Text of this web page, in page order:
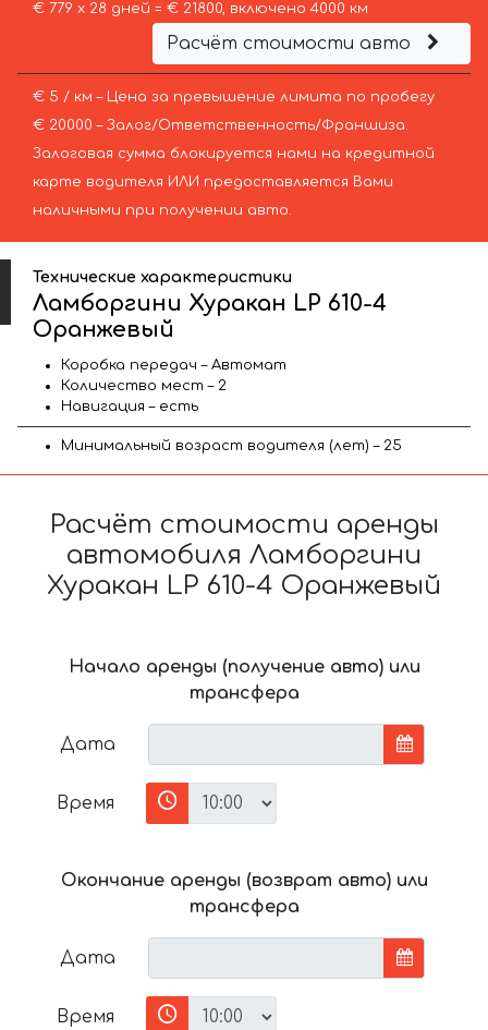
€ 779 х 28 дней = € 21800, включено 4000 км
Расчёт стоимости авто
€ 5 / км – Цена за превышение лимита по пробегу
€ 20000 – Залог/Ответственность/Франшиза.
Залоговая сумма блокируется нами на кредитной
карте водителя ИЛИ предоставляется Вами
наличными при получении авто.
Технические характеристики
Ламборгини Хуракан LP 610-4
Оранжевый
Коробка передач – Автомат
Количество мест – 2
Навигация – есть
Минимальный возраст водителя (лет) – 25
Расчёт стоимости аренды
автомобиля Ламборгини
Хуракан LP 610-4 Оранжевый
Начало аренды (получение авто) или
трансфера
Дата
Время
Окончание аренды (возврат авто) или
трансфера
Дата
Время